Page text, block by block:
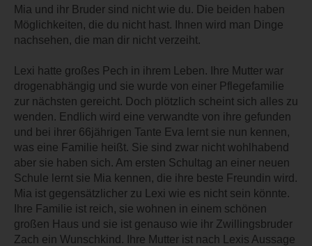
Mia und ihr Bruder sind nicht wie du. Die beiden haben
Möglichkeiten, die du nicht hast. Ihnen wird man Dinge
nachsehen, die man dir nicht verzeiht.
Lexi hatte großes Pech in ihrem Leben. Ihre Mutter war
drogenabhängig und sie wurde von einer Pflegefamilie
zur nächsten gereicht. Doch plötzlich scheint sich alles zu
wenden. Endlich wird eine verwandte von ihre gefunden
und bei ihrer 66jährigen Tante Eva lernt sie nun kennen,
was eine Familie heißt. Sie sind zwar nicht wohlhabend
aber sie haben sich. Am ersten Schultag an einer neuen
Schule lernt sie Mia kennen, die ihre beste Freundin wird.
Mia ist gegensätzlicher zu Lexi wie es nicht sein könnte.
Ihre Familie ist reich, sie wohnen in einem schönen
großen Haus und sie ist genauso wie ihr Zwillingsbruder
Zach ein Wunschkind. Ihre Mutter ist nach Lexis Aussage